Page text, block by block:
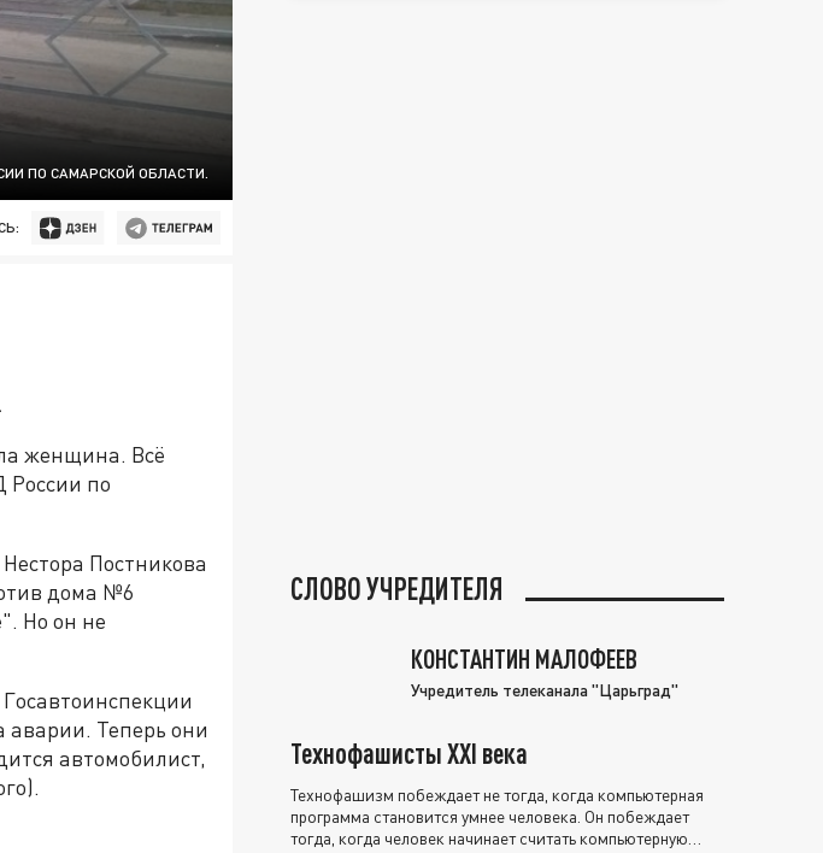
ПО САМАРСКОЙ ОБЛАСТИ.
женщина. Всё
России по
Постникова
дома №6
Но он не
Теперь они
автомобилист,
СЛОВО УЧРЕДИТЕЛЯ
КОНСТАНТИН МАЛОФЕЕВ
Учредитель телеканала "Царьград"
Технофашисты XXI века
Технофашизм побеждает не тогда, когда компьютерная
программа становится умнее человека. Он побеждает
тогда, когда человек начинает считать компьютерную